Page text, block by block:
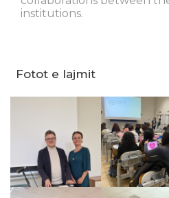
institutions.
Fotot e lajmit